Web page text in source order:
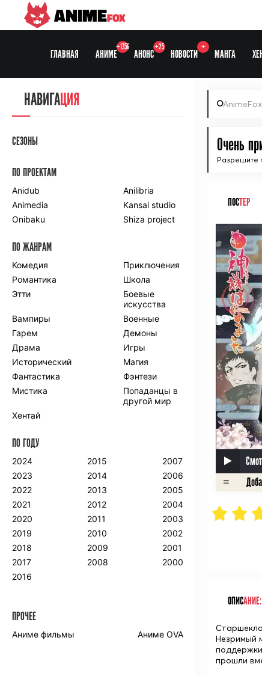
ANIMEFOX
ГЛАВНАЯ АНИМЕ
+1356
АНОНС
+25
НОВОСТИ
+
МАНГА
AnimeFox
Очень
Разрешите
ПОСТЕР
ОПИСАНИЕ:
Незримый
прошли
НАВИГАЦИЯ
СЕЗОНЫ
ПО ПРОЕКТАМ
Anidub
Anilibria
Animedia
Kansai studio
Onibaku
Shiza project
ПО ЖАНРАМ
Комедия
Приключения
Романтика
Школа
Этти
Боевые
искусства
Вампиры
Военные
Гарем
Демоны
Драма
Игры
Исторический
Магия
Фантастика
Фэнтези
Мистика
Попаданцы в
другой мир
Хентай
ПО ГОДУ
2024
2023
2022
2021
2020
2019
2018
2017
2016
2015
2014
2013
2012
2011
2010
2009
2008
2007
2006
2005
2004
2003
2002
2001
2000
ПРОЧЕЕ
Аниме фильмы Аниме OVA